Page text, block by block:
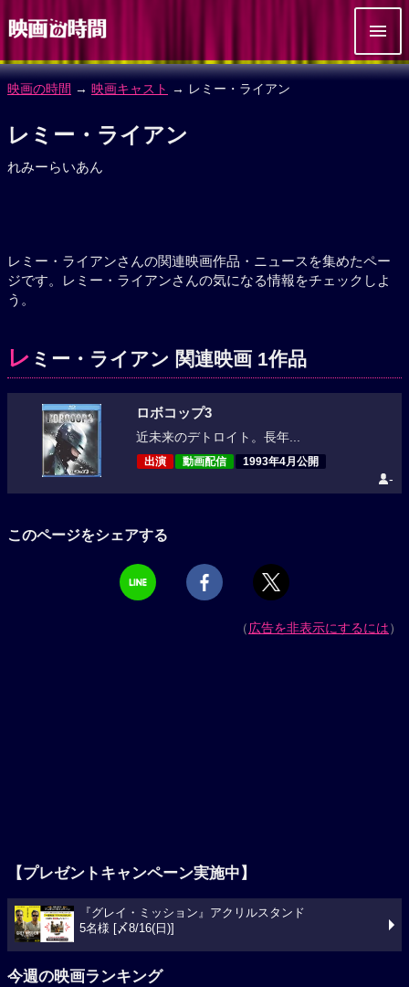
映画の時間 → 映画キャスト → レミー・ライアン
レミー・ライアン
れみーらいあん
レミー・ライアンさんの関連映画作品・ニュースを集めたペー
ジです。レミー・ライアンさんの気になる情報をチェックしよ
う。
レ ミー・ライアン 関連映画 1作品
ロボコップ3
近未来のデトロイト。長年...
出演 動画配信 1993年4月公開
-
このページをシェアする
（広告を非表示にするには）
【プレゼントキャンペーン実施中】
『グレイ・ミッション』アクリルスタンド
5名様 [〆8/16(日)]
今週の映画ランキング